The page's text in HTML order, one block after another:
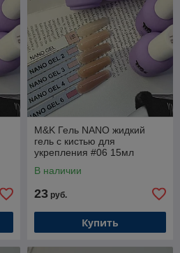
M&K Гель NANO жидкий
гель с кистью для
укрепления #06 15мл
В наличии
23 руб.
Купить